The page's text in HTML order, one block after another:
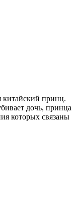
китайский принц.
дочь, принца
которых связаны